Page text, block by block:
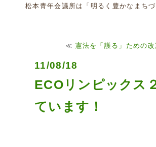
松本青年会議所は「明るく豊かなまち
≪ 憲法を「護る」ための改
11/08/18
ECOリンピックス
ています！